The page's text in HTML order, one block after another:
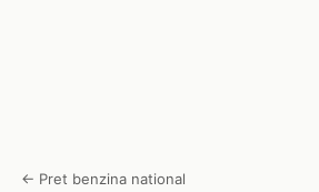
← Pret benzina national